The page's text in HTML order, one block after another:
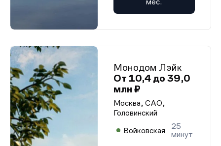
мес.
Монодом Лэйк
От 10,4 до 39,0
млн ₽
Москва, САО,
Головинский
Войковская
25
минут